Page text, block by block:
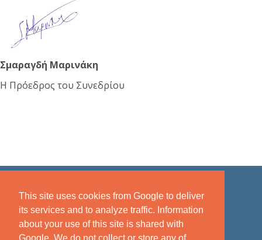
This site uses cookies from Google to deliver
its services and to analyze traffic. Information
about your use of this site is shared with
Σμαραγδή Μαρινάκη
Η Πρόεδρος του Συνεδρίου